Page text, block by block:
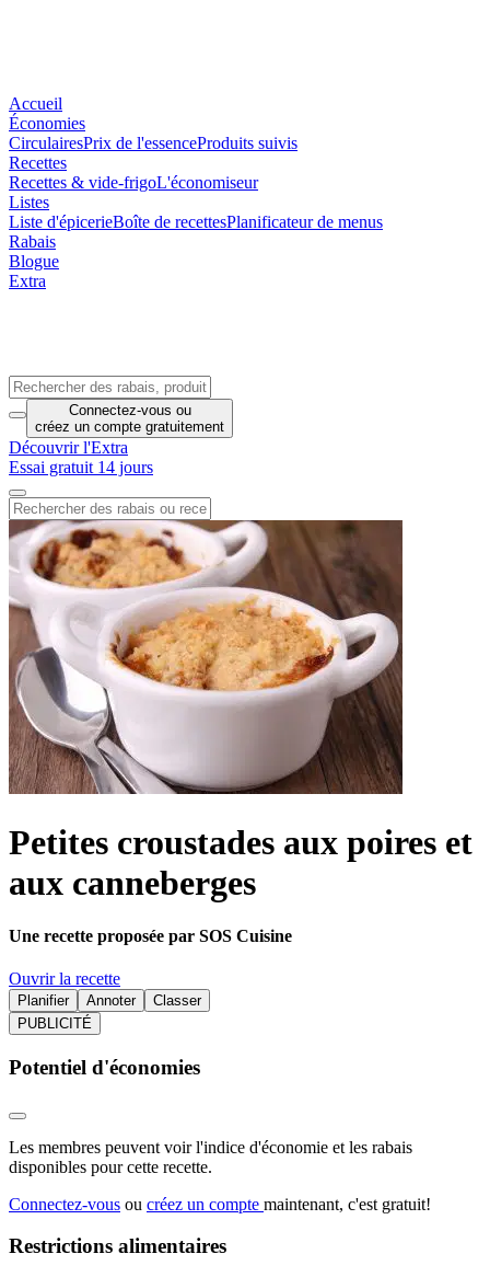
Accueil
Économies
CirculairesPrix de l'essenceProduits suivis
Recettes
Recettes & vide-frigoL'économiseur
Listes
Liste d'épicerieBoîte de recettesPlanificateur de menus
Rabais
Blogue
Extra
Connectez-vous ou
créez un compte gratuitement
Découvrir l'Extra
Essai gratuit 14 jours
Petites croustades aux poires et
aux canneberges
Une recette proposée par SOS Cuisine
Ouvrir la recette
Planifier Annoter
Classer
PUBLICITÉ
Potentiel d'économies
Les membres peuvent voir l'indice d'économie et les rabais
disponibles pour cette recette.
Connectez-vous ou créez un compte maintenant, c'est gratuit!
Restrictions alimentaires